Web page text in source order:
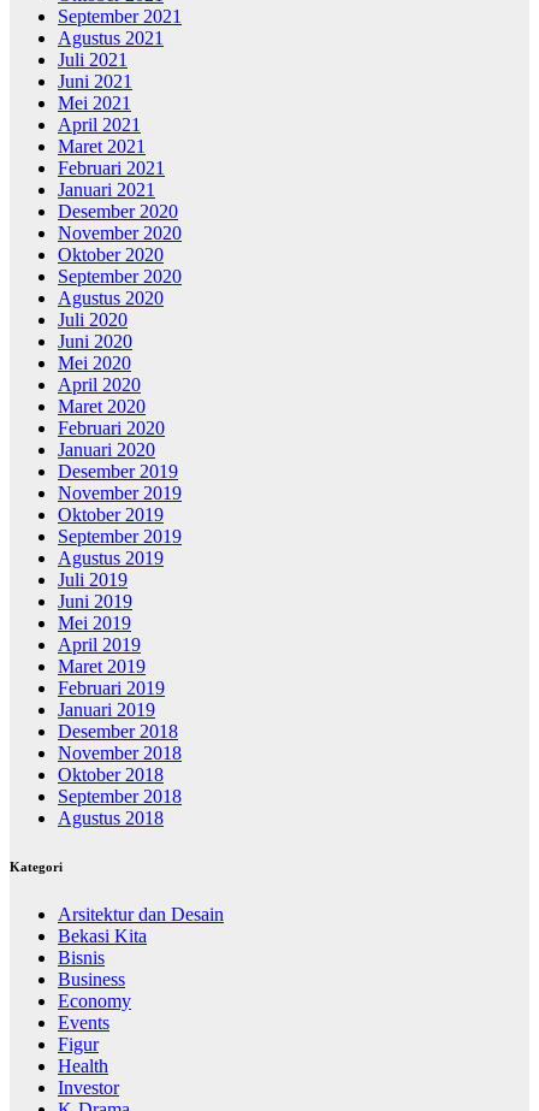
September 2021
Agustus 2021
Juli 2021
Juni 2021
Mei 2021
April 2021
Maret 2021
Februari 2021
Januari 2021
Desember 2020
November 2020
Oktober 2020
September 2020
Agustus 2020
Juli 2020
Juni 2020
Mei 2020
April 2020
Maret 2020
Februari 2020
Januari 2020
Desember 2019
November 2019
Oktober 2019
September 2019
Agustus 2019
Juli 2019
Juni 2019
Mei 2019
April 2019
Maret 2019
Februari 2019
Januari 2019
Desember 2018
November 2018
Oktober 2018
September 2018
Agustus 2018
Kategori
Arsitektur dan Desain
Bekasi Kita
Bisnis
Business
Economy
Events
Figur
Health
Investor